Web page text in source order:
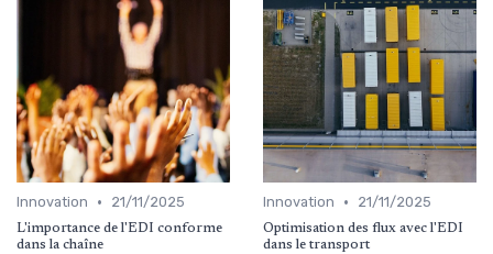
Innovation • 21/11/2025
L'importance de l'EDI conforme
dans la chaîne
Innovation • 21/11/2025
Optimisation des flux avec l'EDI
dans le transport